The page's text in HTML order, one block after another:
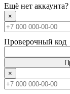
Ещё нет аккаунта?
×
Проверочный код
×